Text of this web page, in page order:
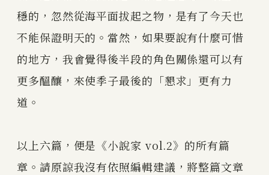
穩的，忽然從海平面拔起之物，是有了今天也
不能保證明天的。當然，如果要說有什麼可惜
的地方，我會覺得後半段的角色關係還可以有
更多醞釀，來使季子最後的「懇求」更有力
道。
以上六篇，便是《小說家 vol.2》的所有篇
章。請原諒我沒有依照編輯建議，將整篇文章